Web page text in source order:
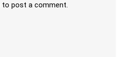
to post a comment.